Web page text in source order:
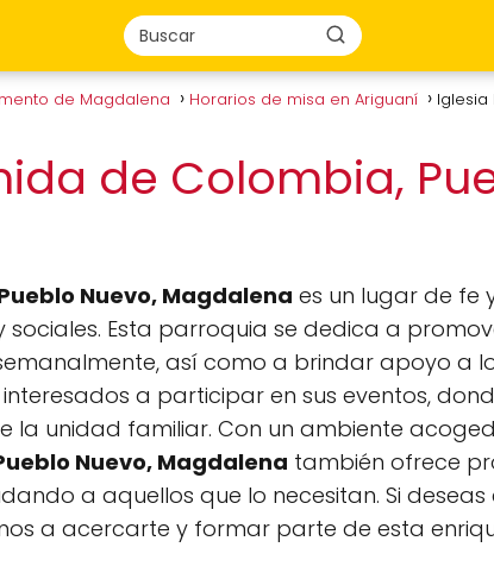
de Magdalena Horarios de misa en Ariguaní
Iglesia
de Colombia,
Nuevo, Magdalena es un lugar de fe
Esta parroquia se dedica a
así como a brindar apoyo a
a participar en sus eventos,
la unidad familiar. Con un ambiente
Nuevo, Magdalena también ofrece
a aquellos que lo necesitan. Si
a acercarte y formar parte de esta